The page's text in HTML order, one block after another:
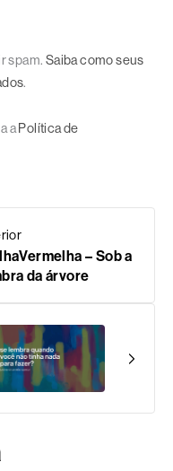
spam. Saiba como seus
.
a Política de
– Sob a
da árvore